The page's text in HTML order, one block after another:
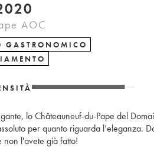
AOC
GASTRONOMICO
lo Châteauneuf-du-Pape del
per quanto riguarda l’eleganza.
non l'avete già fatto!